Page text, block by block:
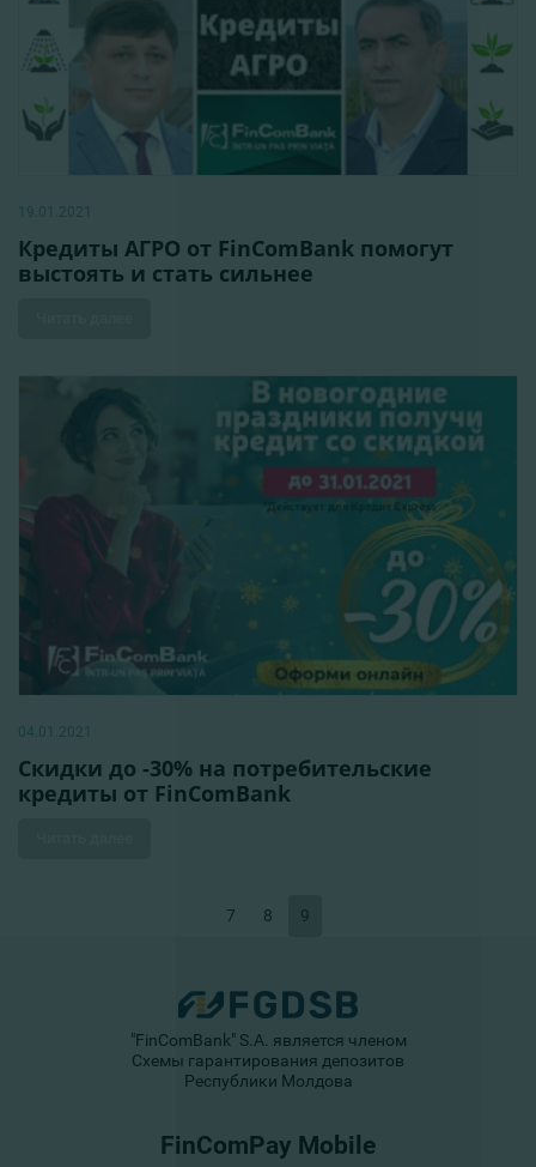
19.01.2021
Кредиты АГРО от FinComBank помогут
выстоять и стать сильнее
04.01.2021
Скидки до -30% на потребительские
кредиты от FinComBank
7 8 9
"FinComBank" S.A. является членом
Схемы гарантирования депозитов
Республики Молдова
FinComPay Mobile